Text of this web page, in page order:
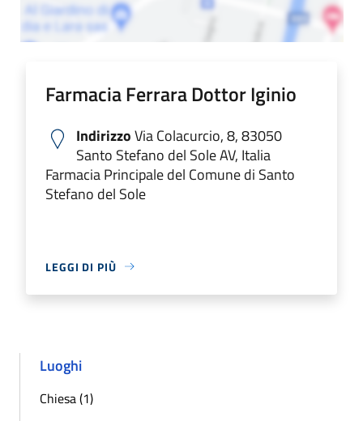
Farmacia Ferrara Dottor Iginio
IndirizzoVia Colacurcio, 8, 83050
Santo Stefano del Sole AV, Italia
Farmacia Principale del Comune di Santo
Stefano del Sole
LEGGI DI PIÙ
Luoghi
Chiesa (1)